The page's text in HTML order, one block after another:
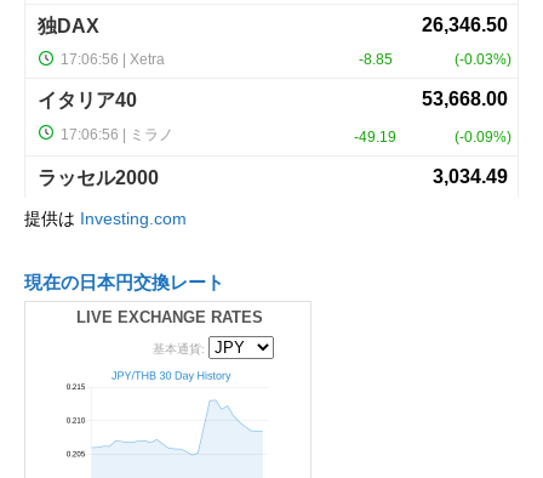
提供は Investing.com
現在の日本円交換レート
LIVE EXCHANGE RATES